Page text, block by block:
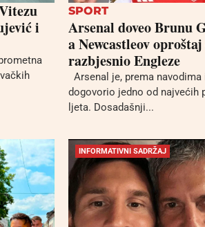
i
SPORT
Arsenal doveo Brunu
a Newcastleov
razbjesnio Engleze
Arsenal je, prema navodima
dogovorio jedno od najvećih
ljeta. Dosadašnji...
INFORMATIVNI SADRŽAJ